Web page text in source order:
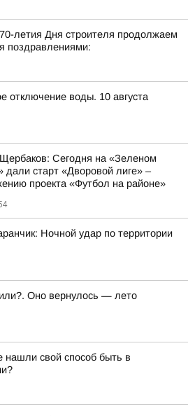
летия Дня строителя продолжаем
поздравлениями:
отключение воды. 10 августа
Сегодня на «Зеленом
дали старт «Дворовой лиге» –
проекта «Футбол на районе»
Ночной удар по территории
Оно вернулось — лето
нашли свой способ быть в